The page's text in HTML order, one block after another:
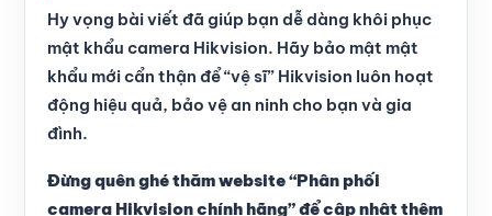
Hy vọng bài viết đã giúp bạn dễ dàng khôi phục
mật khẩu camera Hikvision. Hãy bảo mật mật
khẩu mới cẩn thận để “vệ sĩ” Hikvision luôn hoạt
động hiệu quả, bảo vệ an ninh cho bạn và gia
đình.
Đừng quên ghé thăm website “Phân phối
camera Hikvision chính hãng” để cập nhật thêm